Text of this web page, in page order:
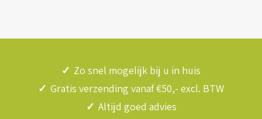
✓ Zo snel mogelijk bij u in huis
✓ Gratis verzending vanaf €50,- excl. BTW
✓ Altijd goed advies